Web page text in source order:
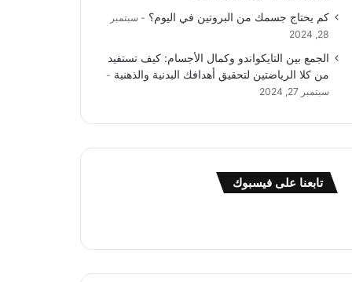
كم يحتاج جسمك من البروتين في اليوم؟
سبتمبر
28, 2024
الجمع بين التايكواندو وكمال الأجسام: كيف تستفيد
من كلا الرياضتين لتحقيق أهدافك البدنية والذهنية
سبتمبر 27, 2024
تابعنا على فيسبوك